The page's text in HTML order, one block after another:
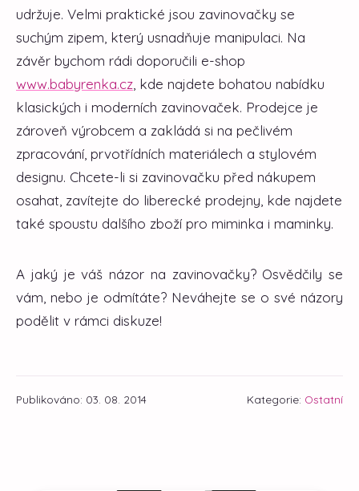
udržuje. Velmi praktické jsou zavinovačky se
suchým zipem, který usnadňuje manipulaci. Na
závěr bychom rádi doporučili e-shop
www.babyrenka.cz , kde najdete bohatou nabídku
klasických i moderních zavinovaček. Prodejce je
zároveň výrobcem a zakládá si na pečlivém
zpracování, prvotřídních materiálech a stylovém
designu. Chcete-li si zavinovačku před nákupem
osahat, zavítejte do liberecké prodejny, kde najdete
také spoustu dalšího zboží pro miminka i maminky.
A jaký je váš názor na zavinovačky? Osvědčily se
vám, nebo je odmítáte? Neváhejte se o své názory
podělit v rámci diskuze!
Publikováno: 03. 08. 2014 Kategorie: Ostatní